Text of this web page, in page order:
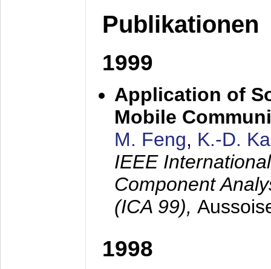
Publikationen
1999
Application of
Mobile
M. Feng, K.-D.
IEEE
Component
(ICA 99),
1998